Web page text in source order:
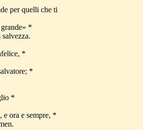
per quelli che ti
*
*
*
*
e ora e sempre, *